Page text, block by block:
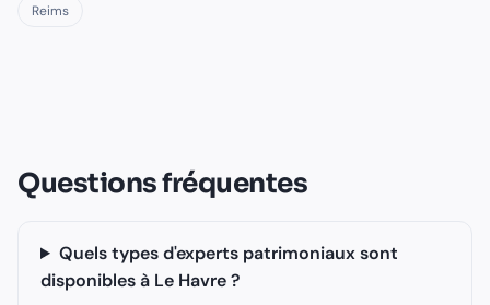
Reims
Questions fréquentes
Quels types d'experts patrimoniaux sont
disponibles à Le Havre ?